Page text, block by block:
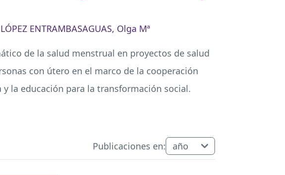
LÓPEZ ENTRAMBASAGUAS, Olga Mª
de la salud menstrual en proyectos de salud
con útero en el marco de la cooperación
la educación para la transformación social.
Publicaciones en: